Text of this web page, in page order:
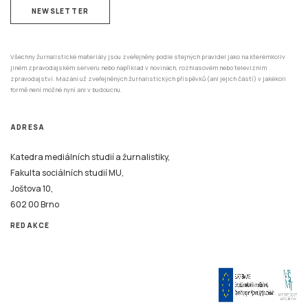
NEWSLETTER
Všechny žurnalistické materiály jsou zveřejněny podle stejných pravidel jako na kterémkoliv
jiném zpravodajském serveru nebo například v novinách, rozhlasovém nebo televizním
zpravodajství. Mazání už zveřejněných žurnalistických příspěvků (ani jejich částí) v jakékoli
formě není možné nyní ani v budoucnu.
ADRESA
Katedra mediálních studií a žurnalistiky,
Fakulta sociálních studií MU,
Joštova 10,
602 00 Brno
REDAKCE